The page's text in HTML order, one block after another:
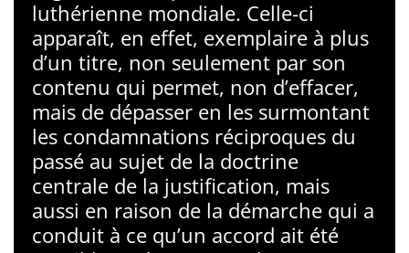
luthérienne mondiale. Celle-ci
apparaît, en effet, exemplaire à plus
d’un titre, non seulement par son
contenu qui permet, non d’effacer,
mais de dépasser en les surmontant
les condamnations réciproques du
passé au sujet de la doctrine
centrale de la justification, mais
aussi en raison de la démarche qui a
conduit à ce qu’un accord ait été